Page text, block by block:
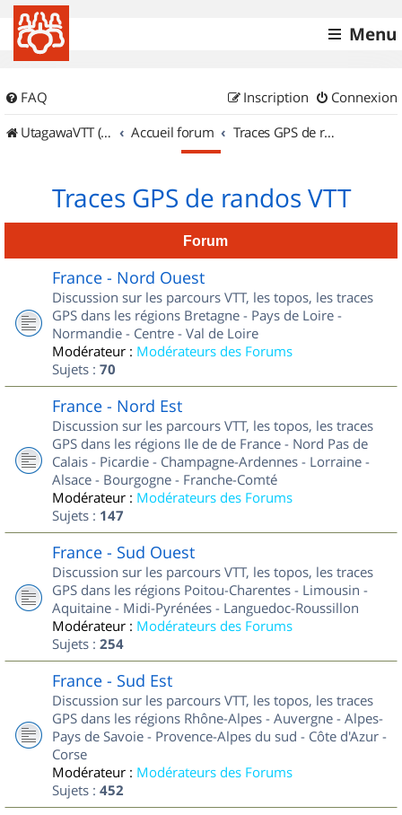
Menu
FAQ Connexion
Inscription
UtagawaVTT (Randos VTT et VTTAE avec traces GPS)
Accueil forum Traces GPS de randos VTT
Traces GPS de randos VTT
Forum
France - Nord Ouest
Discussion sur les parcours VTT, les topos, les traces
GPS dans les régions Bretagne - Pays de Loire -
Normandie - Centre - Val de Loire
Modérateur : Modérateurs des Forums
Sujets : 70
France - Nord Est
Discussion sur les parcours VTT, les topos, les traces
GPS dans les régions Ile de de France - Nord Pas de
Calais - Picardie - Champagne-Ardennes - Lorraine -
Alsace - Bourgogne - Franche-Comté
Modérateur : Modérateurs des Forums
Sujets : 147
France - Sud Ouest
Discussion sur les parcours VTT, les topos, les traces
GPS dans les régions Poitou-Charentes - Limousin -
Aquitaine - Midi-Pyrénées - Languedoc-Roussillon
Modérateur : Modérateurs des Forums
Sujets : 254
France - Sud Est
Discussion sur les parcours VTT, les topos, les traces
GPS dans les régions Rhône-Alpes - Auvergne - Alpes-
Pays de Savoie - Provence-Alpes du sud - Côte d'Azur -
Corse
Modérateur : Modérateurs des Forums
Sujets : 452